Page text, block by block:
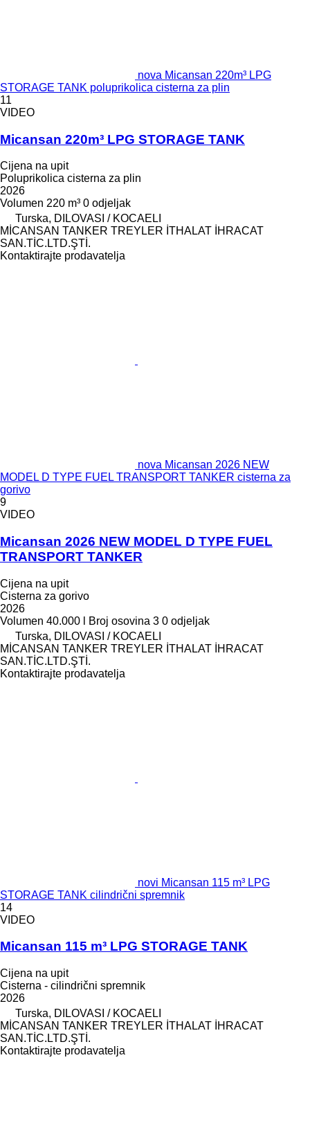
nova Micansan 220m³ LPG
STORAGE TANK poluprikolica cisterna za plin
11
VIDEO
Micansan 220m³ LPG STORAGE TANK
Cijena na upit
Poluprikolica cisterna za plin
2026
Volumen 220 m³ 0 odjeljak
Turska, DILOVASI / KOCAELI
MİCANSAN TANKER TREYLER İTHALAT İHRACAT
SAN.TİC.LTD.ŞTİ.
Kontaktirajte prodavatelja
nova Micansan 2026 NEW
MODEL D TYPE FUEL TRANSPORT TANKER cisterna za
gorivo
9
VIDEO
Micansan 2026 NEW MODEL D TYPE FUEL
TRANSPORT TANKER
Cijena na upit
Cisterna za gorivo
2026
Volumen 40.000 l Broj osovina 3 0 odjeljak
Turska, DILOVASI / KOCAELI
MİCANSAN TANKER TREYLER İTHALAT İHRACAT
SAN.TİC.LTD.ŞTİ.
Kontaktirajte prodavatelja
novi Micansan 115 m³ LPG
STORAGE TANK cilindrični spremnik
14
VIDEO
Micansan 115 m³ LPG STORAGE TANK
Cijena na upit
Cisterna - cilindrični spremnik
2026
Turska, DILOVASI / KOCAELI
MİCANSAN TANKER TREYLER İTHALAT İHRACAT
SAN.TİC.LTD.ŞTİ.
Kontaktirajte prodavatelja